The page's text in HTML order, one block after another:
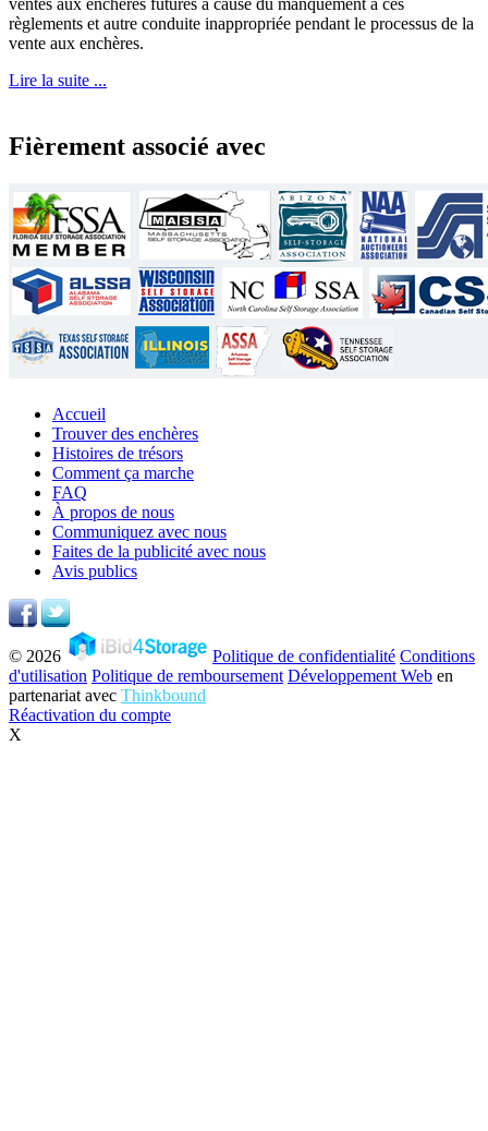
règlements et autre conduite inappropriée pendant le processus de la
vente aux enchères.
Lire la suite ...
Fièrement associé avec
Accueil
Trouver des enchères
Histoires de trésors
Comment ça marche
FAQ
À propos de nous
Communiquez avec nous
Faites de la publicité avec nous
Avis publics
© 2026 Politique de confidentialité Conditions
d'utilisation Politique de remboursement Développement Web en
partenariat avec Thinkbound
Réactivation du compte
X